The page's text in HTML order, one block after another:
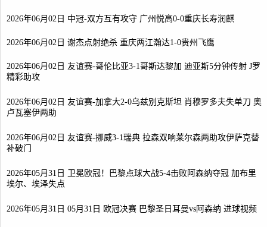
2026年06月02日 中冠-双方互有攻守 广州悦高0-0重庆长寿润麒
2026年06月02日 谢杰点射绝杀 重庆两江瀚达1-0贵州飞鹰
2026年06月02日 友谊赛-哥伦比亚3-1哥斯达黎加 迪亚斯5分钟传射 J罗
精彩助攻
2026年06月02日 友谊赛-加拿大2-0乌兹别克斯坦 肖穆罗多夫失单刀 奥
卢瓦塞伊两助
2026年06月02日 友谊赛-挪威3-1瑞典 拉森双响莱尔森两助攻伊萨克替
补破门
2026年05月31日 卫冕欧冠！巴黎点球大战5-4击败阿森纳夺冠 加布里
埃尔、埃泽失点
2026年05月31日 05月31日 欧冠决赛 巴黎圣日耳曼vs阿森纳 进球视频